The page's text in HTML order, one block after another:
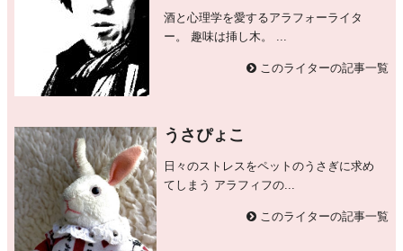
酒と心理学を愛するアラフォーライタ
ー。 趣味は挿し木。 ...
このライターの記事一覧
うさぴょこ
日々のストレスをペットのうさぎに求め
てしまう アラフィフの...
このライターの記事一覧